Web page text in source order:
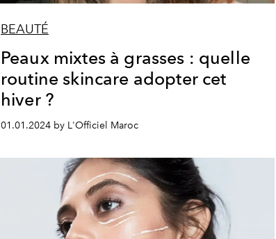
BEAUTÉ
Peaux mixtes à grasses : quelle
routine skincare adopter cet
hiver ?
01.01.2024 by L'Officiel Maroc